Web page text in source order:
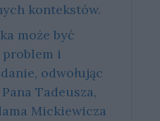
kon­tek­stów.
może być
problem i
odwołując
Tadeusza,
Mickiewicza